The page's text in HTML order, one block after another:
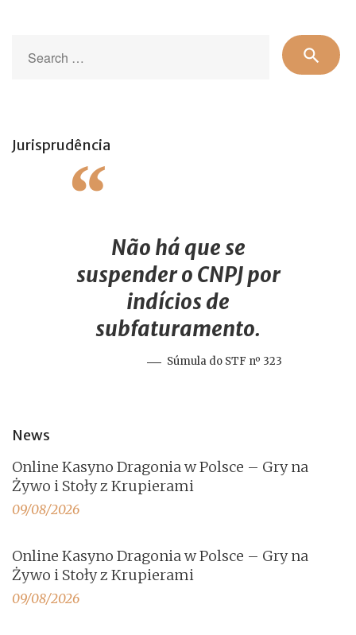
for:
search
Jurisprudência
Não há que se
suspender o CNPJ por
indícios de
subfaturamento.
Súmula do STF nº 323
News
Online Kasyno Dragonia w Polsce – Gry na
Żywo i Stoły z Krupierami
09/08/2026
Online Kasyno Dragonia w Polsce – Gry na
Żywo i Stoły z Krupierami
09/08/2026